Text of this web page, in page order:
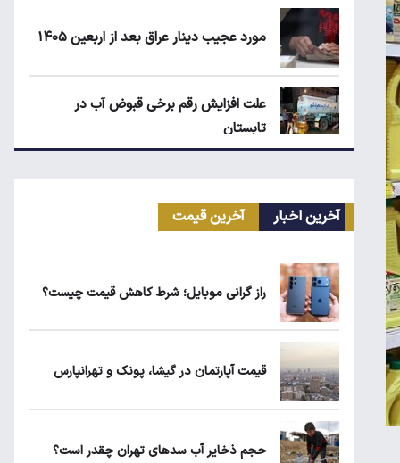
مورد عجیب دینار عراق بعد از اربعین ۱۴۰۵
علت افزایش رقم برخی قبوض آب در
تابستان
آخرین اخبار آخرین قیمت
راز گرانی موبایل؛ شرط کاهش قیمت چیست؟
قیمت آپارتمان در گیشا، پونک و تهرانپارس
حجم ذخایر آب سدهای تهران چقدر است؟